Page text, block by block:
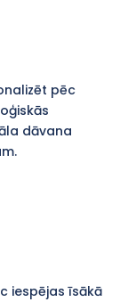
pēc
dāvana
iespējas īsākā